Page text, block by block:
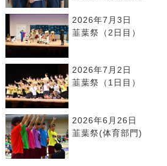
2026年7月3日
韮葉祭（2日目）
2026年7月2日
韮葉祭（1日目）
2026年6月26日
韮葉祭(体育部門)